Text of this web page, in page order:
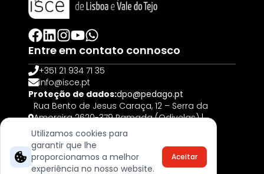
Utilizamos cookies para
garantir que lhe
proporcionamos a melhor
experiência no nosso website.
Aceitar
Entre em contato connosco
+351 21 934 71 35
info@isce.pt
Proteção de dados:dpo@pedago.pt
Rua Bento de Jesus Caraça, 12 – Serra da
Amoreira 2620-379 Ramada (Odivelas) |
PORTUGAL
© 2025, Todos os direitos reservados
Livro de Reclamações